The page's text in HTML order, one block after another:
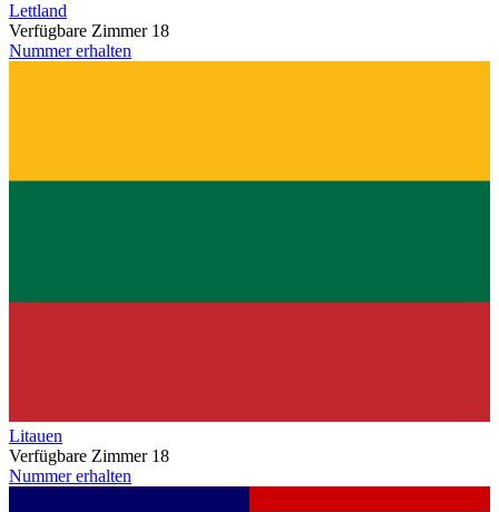
Lettland
Verfügbare Zimmer 18
Nummer erhalten
Litauen
Verfügbare Zimmer 18
Nummer erhalten